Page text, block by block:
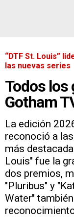
“DTF St. Louis”
las nuevas series
Todos los
Gotham
La edición
reconoció a
más
Louis" fue la
dos premios,
"Pluribus" y
Water"